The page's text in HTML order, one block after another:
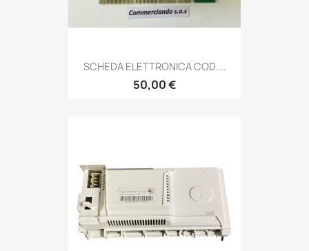
SCHEDA ELETTRONICA COD....
50,00 €